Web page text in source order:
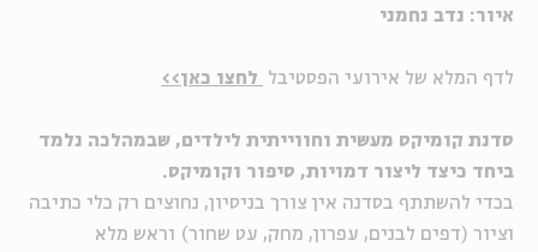
איור: נדב נחמני
לדף המלא של אירועי הפסטיבל לחצו כאן>>
סדנת קומיקס מעשית וחווייתית לילדים, שבמהלכה נלמד
ביחד כיצד ליצור דמויות, סיפור וקומיקס.
בכדי להשתתף בסדנה אין צורך בניסיון, נחוצים רק כלי כתיבה
וציור (דפים לבנים, עפרון, מחק, עט שחור) וראש מלא